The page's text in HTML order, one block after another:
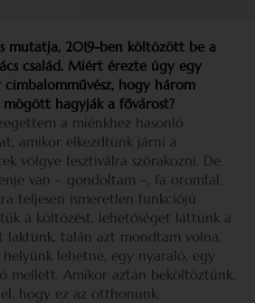
mutatja, 2019-ben költözött be a
család. Miért érezte úgy egy
cimbalomművész, hogy három
hagyják a fővárost?
a miénkhez hasonló
amikor elkezdtünk járni a
völgye fesztiválra szórakozni. De
van – gondoltam –, fa oromfal,
teljesen ismeretlen funkciójú
a költözést, lehetőséget láttunk a
laktunk, talán azt mondtam volna,
lehetne, egy nyaraló, egy
mellett. Amikor aztán beköltöztünk,
hogy ez az otthonunk.